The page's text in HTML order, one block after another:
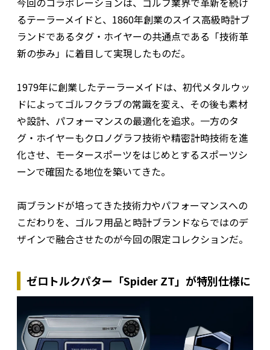
るテーラーメイドと、1860年創業のスイス高級時計ブ
ランドであるタグ・ホイヤーの共通点である「技術革
新の歩み」に着目して実現したものだ。
1979年に創業したテーラーメイドは、初代メタルウッ
ドによってゴルフクラブの常識を変え、その後も素材
や設計、パフォーマンスの最適化を追求。一方のタ
グ・ホイヤーもクロノグラフ技術や精密計時技術を進
化させ、モータースポーツをはじめとするスポーツシ
ーンで確固たる地位を築いてきた。
両ブランドが培ってきた技術力やパフォーマンスへの
こだわりを、ゴルフ用品と時計ブランドならではのデ
ザインで融合させたのが今回の限定コレクションだ。
ゼロトルクパター「Spider ZT」が特別仕様に